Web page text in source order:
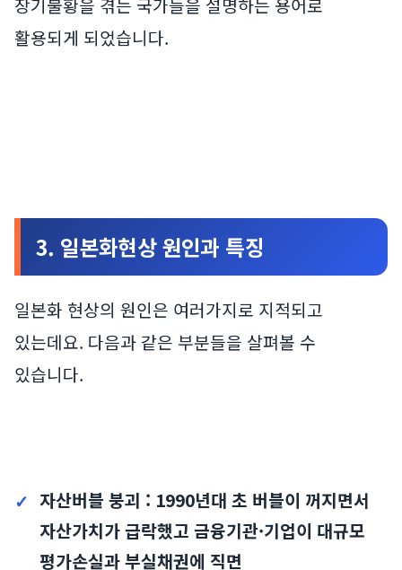
활용되게 되었습니다.
3. 일본화현상 원인과 특징
일본화 현상의 원인은 여러가지로 지적되고
있는데요. 다음과 같은 부분들을 살펴볼 수
있습니다.
자산버블 붕괴 : 1990년대 초 버블이 꺼지면서
자산가치가 급락했고 금융기관·기업이 대규모
평가손실과 부실채권에 직면